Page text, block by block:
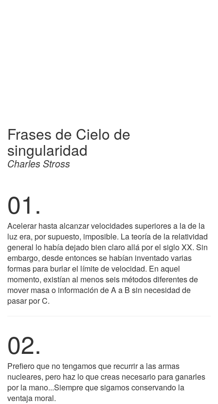
Frases de Cielo de
singularidad
Charles Stross
01.
Acelerar hasta alcanzar velocidades superiores a la de la
luz era, por supuesto, imposible. La teoría de la relatividad
general lo había dejado bien claro allá por el siglo XX. Sin
embargo, desde entonces se habían inventado varias
formas para burlar el límite de velocidad. En aquel
momento, existían al menos seis métodos diferentes de
mover masa o información de A a B sin necesidad de
pasar por C.
02.
Prefiero que no tengamos que recurrir a las armas
nucleares, pero haz lo que creas necesario para ganarles
por la mano...Siempre que sigamos conservando la
ventaja moral.